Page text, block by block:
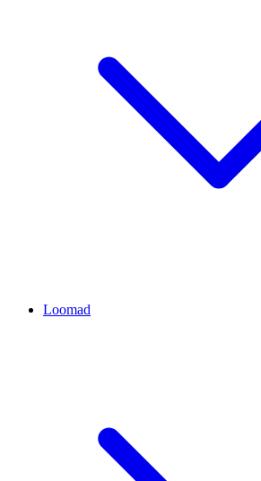
Loomad